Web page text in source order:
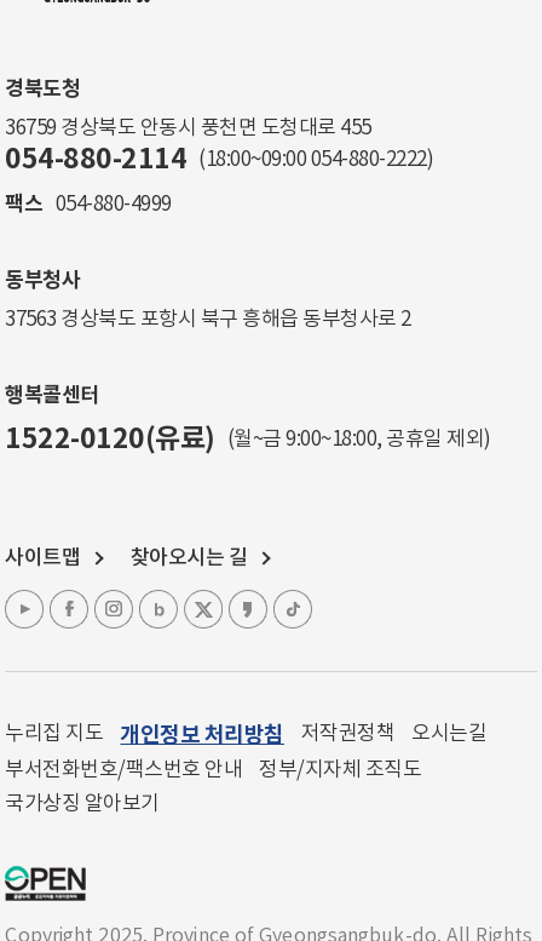
경북도청
36759 경상북도 안동시 풍천면 도청대로 455
054-880-2114 (18:00~09:00 054-880-2222)
팩스 054-880-4999
동부청사
37563 경상북도 포항시 북구 흥해읍 동부청사로 2
행복콜센터
1522-0120(유료) (월~금 9:00~18:00, 공휴일 제외)
사이트맵 찾아오시는 길
누리집 지도 개인정보 처리방침 저작권정책
오시는길
부서전화번호/팩스번호 안내
정부/지자체 조직도
국가상징 알아보기
Copyright 2025. Province of Gyeongsangbuk-do. All Rights